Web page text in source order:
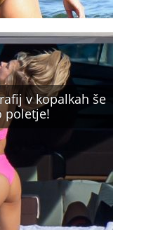
v kopalkah še
poletje!